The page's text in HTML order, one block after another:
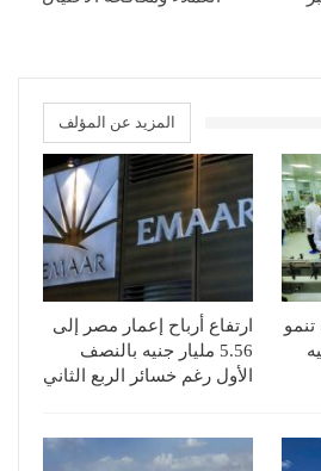
المزيد عن المؤلف
تنمو
ارتفاع أرباح إعمار مصر إلى
5.56 مليار جنيه بالنصف
الأول رغم خسائر الربع الثاني